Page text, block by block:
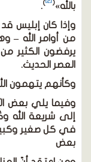
بالله»(
)
.
وإذا كان إبليس
من أوامر الله –
يرفضون الكثير من
العصر الحديث.
وكأنهم يتهمون
وفيما يلي بعض
إلى شريعة الله
في كل صغير
بعض